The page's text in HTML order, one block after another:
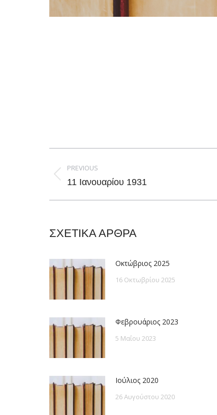
navigation
PREVIOUS
Previous
11 Ιανουαρίου 1931
ΣΧΕΤΙΚΑ ΑΡΘΡΑ
Οκτώβριος 2025
16 Οκτωβρίου 2025
Φεβρουάριος 2023
5 Μαΐου 2023
Ιούλιος 2020
26 Αυγούστου 2020